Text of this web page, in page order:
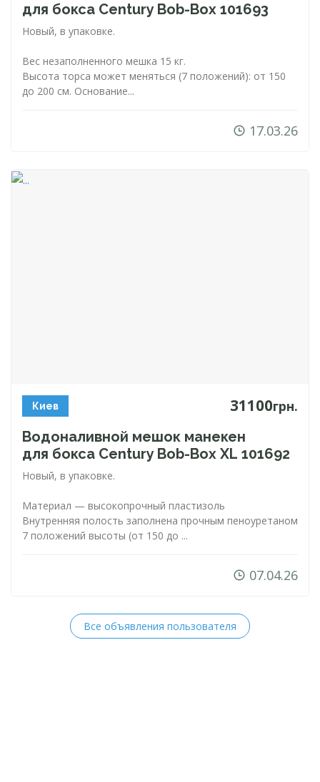
для бокса Century Bob-Box 101693
Новый, в упаковке.
Вес незаполненного мешка 15 кг.
Высота торса может меняться (7 положений): от 150
до 200 см. Основание...
17.03.26
Киев 31100грн.
Водоналивной мешок манекен
для бокса Century Bob-Box XL 101692
Новый, в упаковке.
Материал — высокопрочный пластизоль
Внутренняя полость заполнена прочным пеноуретаном
7 положений высоты (от 150 до ...
07.04.26
Все объявления пользователя